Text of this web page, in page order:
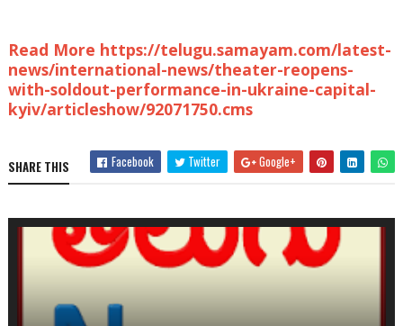
Read More https://telugu.samayam.com/latest-
news/international-news/theater-reopens-
with-soldout-performance-in-ukraine-capital-
kyiv/articleshow/92071750.cms
SHARE THIS Facebook Twitter Google+